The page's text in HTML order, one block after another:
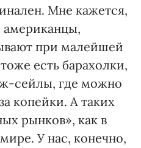
Мне кажется,
американцы,
при малейшей
есть барахолки,
сейлы, где можно
копейки. А таких
рынков», как в
У нас, конечно,